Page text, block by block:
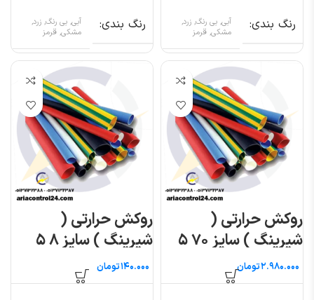
رنگ بندی
آبی, بی رنگ, زرد,
مشکی, قرمز
رنگ بندی
آبی, بی رنگ, زرد,
مشکی, قرمز
روکش حرارتی (
شیرینگ ) سایز ۷۰ ۵
متری
تومان
روکش حرارتی (
شیرینگ ) سایز ۸ ۵
متریتومان